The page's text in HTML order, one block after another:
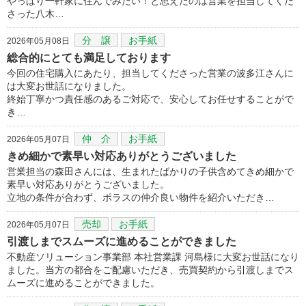
さった八木…
2026年05月08日 分 譲 お手紙
総合的にとても満足しております
今回の住宅購入にあたり、担当してくださった営業の波多江さんに
は大変お世話になりました。
終始丁寧かつ責任感のあるご対応で、安心してお任せすることがで
き…
2026年05月07日 仲 介 お手紙
きめ細かで素早い対応ありがとうございました
営業担当の森田さんには、生まれたばかりの子供含めてきめ細かで
素早い対応ありがとうございました。
立地の条件が合わず、ポラスの仲介良い物件を紹介いただき…
2026年05月07日 売却 お手紙
引渡しまでスムーズに進めることができました
不動産ソリューション事業部 本社営業課 河島様に大変お世話になり
ました。当方の都合をご配慮いただき、売買契約から引渡しまでス
ムーズに進めることができました。